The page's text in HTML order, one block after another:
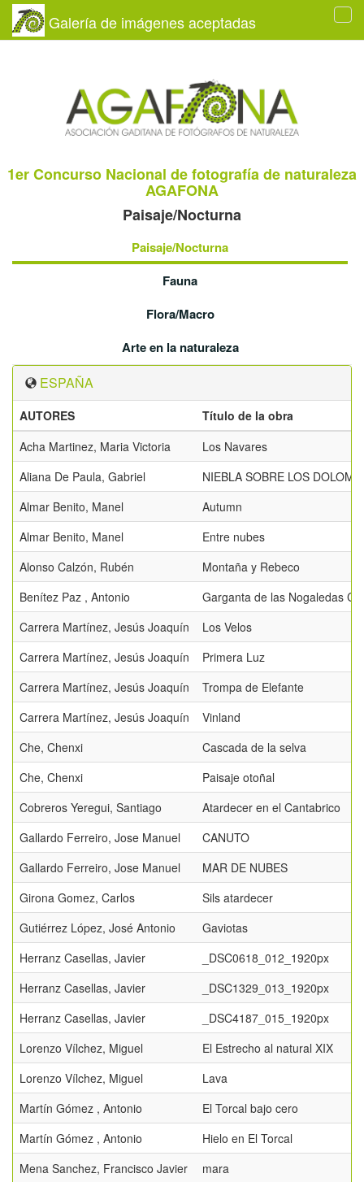
Galería de imágenes aceptadas
1er Concurso Nacional de fotografía de naturaleza
AGAFONA
Paisaje/Nocturna
Paisaje/Nocturna
Fauna
Flora/Macro
Arte en la naturaleza
ESPAÑA
AUTORES
Título de la obra
Acha Martinez, Maria Victoria
Los Navares
Aliana De Paula, Gabriel
NIEBLA SOBRE LOS
Almar Benito, Manel
Autumn
Almar Benito, Manel
Entre nubes
Alonso Calzón, Rubén
Montaña y Rebeco
Benítez Paz , Antonio
Garganta de las Nogaledas
Carrera Martínez, Jesús Joaquín
Los Velos
Carrera Martínez, Jesús Joaquín
Primera Luz
Carrera Martínez, Jesús Joaquín
Trompa de Elefante
Carrera Martínez, Jesús Joaquín
Vinland
Che, Chenxi
Cascada de la selva
Che, Chenxi
Paisaje otoñal
Cobreros Yeregui, Santiago
Atardecer en el Cantabrico
Gallardo Ferreiro, Jose Manuel
CANUTO
Gallardo Ferreiro, Jose Manuel
MAR DE NUBES
Girona Gomez, Carlos
Sils atardecer
Gutiérrez López, José Antonio
Gaviotas
Herranz Casellas, Javier
_DSC0618_012_1920px
Herranz Casellas, Javier
_DSC1329_013_1920px
Herranz Casellas, Javier
_DSC4187_015_1920px
Lorenzo Vílchez, Miguel
El Estrecho al natural XIX
Lorenzo Vílchez, Miguel
Lava
Martín Gómez , Antonio
El Torcal bajo cero
Martín Gómez , Antonio
Hielo en El Torcal
Mena Sanchez, Francisco Javier
mara